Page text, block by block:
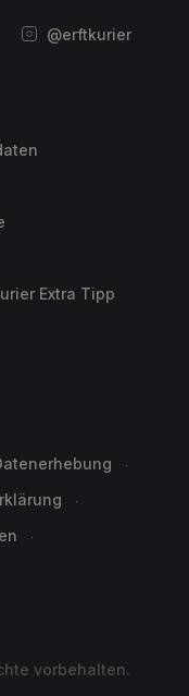
@erftkurier
Extra Tipp
vorbehalten.